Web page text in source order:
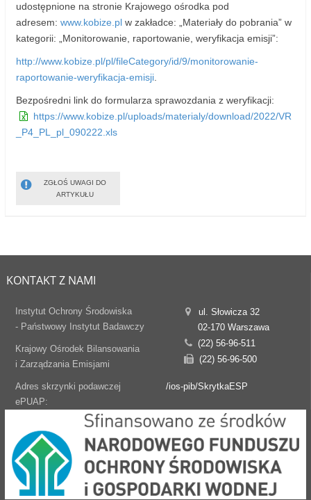
udostępnione na stronie Krajowego ośrodka pod
adresem: www.kobize.pl w zakładce: „Materiały do pobrania” w
kategorii: „Monitorowanie, raportowanie, weryfikacja emisji”:
http://www.kobize.pl/pl/fileCategory/id/9/monitorowanie-
raportowanie-weryfikacja-emisji
Bezpośredni link do formularza sprawozdania z weryfikacji:
https://www.kobize.pl/uploads/materialy/download/2022/VR
_P4_PL_pl_090222.xls
ZGŁOŚ UWAGI DO
ARTYKUŁU
KONTAKT Z NAMI
Instytut Ochrony Środowiska
- Państwowy Instytut Badawczy
Krajowy Ośrodek Bilansowania
i Zarządzania Emisjami
ul. Słowicza 32
02-170 Warszawa
(22) 56-96-511
(22) 56-96-500
Adres skrzynki podawczej
ePUAP:
/ios-pib/SkrytkaESP